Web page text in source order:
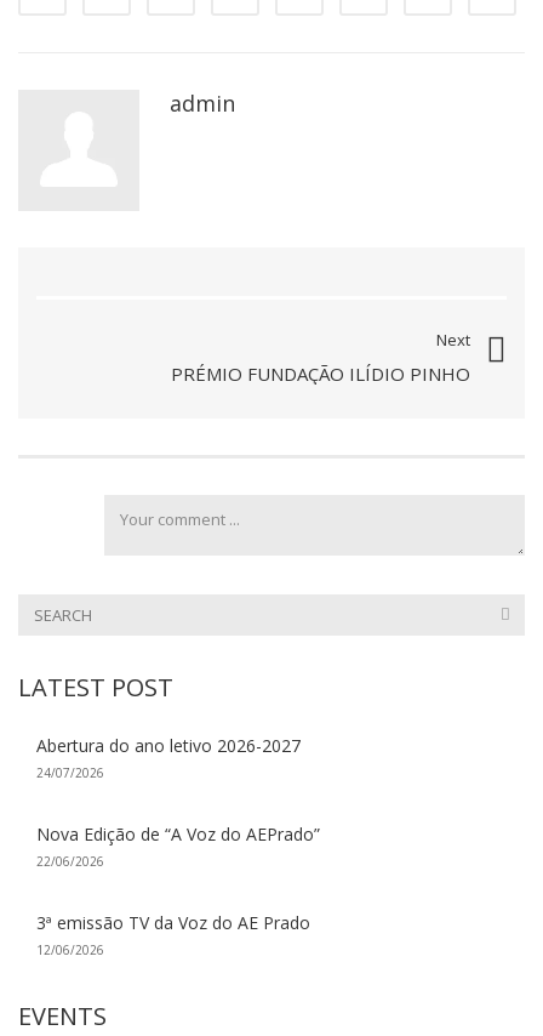
admin
Next
PRÉMIO FUNDAÇÃO ILÍDIO PINHO
LATEST POST
Abertura do ano letivo 2026-2027
24/07/2026
Nova Edição de “A Voz do AEPrado”
22/06/2026
3ª emissão TV da Voz do AE Prado
12/06/2026
EVENTS